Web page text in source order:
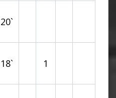
20`
18` 1